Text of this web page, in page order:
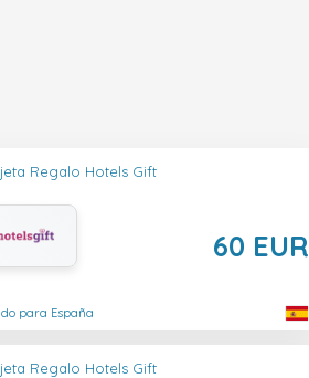
Regalo Hotels Gift
60 EUR
para España
Regalo Hotels Gift